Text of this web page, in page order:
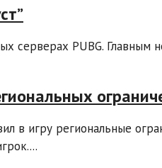
серверах PUBG. Главным
в игру региональные